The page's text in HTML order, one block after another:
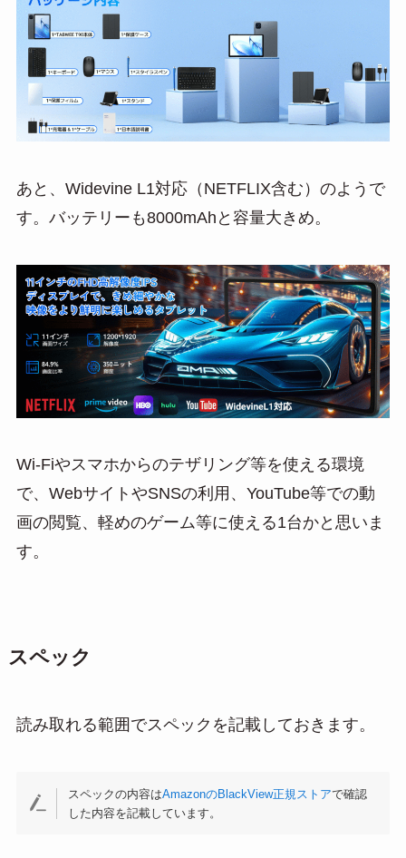
あと、Widevine L1対応（NETFLIX含む）のようで
す。バッテリーも8000mAhと容量大きめ。
Wi-Fiやスマホからのテザリング等を使える環境
で、WebサイトやSNSの利用、YouTube等での動
画の閲覧、軽めのゲーム等に使える1台かと思いま
す。
スペック
読み取れる範囲でスペックを記載しておきます。
スペックの内容はAmazonのBlackView正規ストアで確認
した内容を記載しています。